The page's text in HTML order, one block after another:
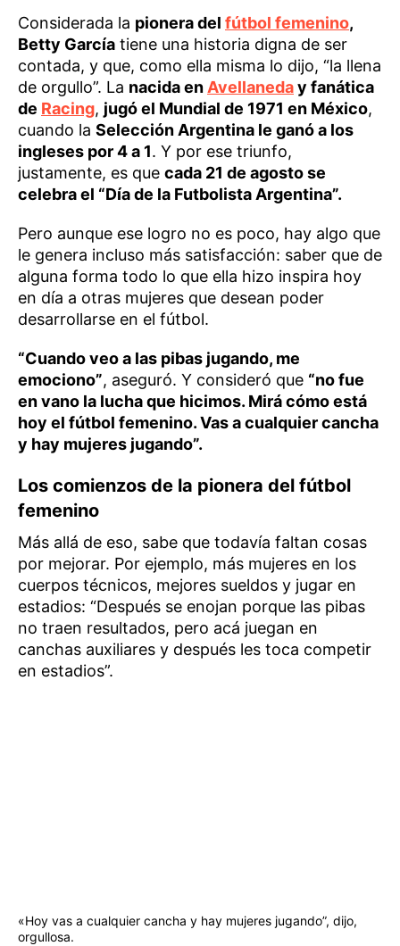
Considerada la pionera del fútbol femenino,
Betty García tiene una historia digna de ser
contada, y que, como ella misma lo dijo, “la llena
de orgullo”. La nacida en Avellaneday fanática
de Racing, jugó el Mundial de 1971 en México,
cuando la Selección Argentina le ganó a los
ingleses por 4 a 1. Y por ese triunfo,
justamente, es que cada 21 de agosto se
celebra el “Día de la Futbolista Argentina”.
Pero aunque ese logro no es poco, hay algo que
le genera incluso más satisfacción: saber que de
alguna forma todo lo que ella hizo inspira hoy
en día a otras mujeres que desean poder
desarrollarse en el fútbol.
“Cuando veo a las pibas jugando, me
emociono”, aseguró. Y consideró que “no fue
en vano la lucha que hicimos. Mirá cómo está
hoy el fútbol femenino. Vas a cualquier cancha
y hay mujeres jugando”.
Los comienzos de la pionera del fútbol
femenino
Más allá de eso, sabe que todavía faltan cosas
por mejorar. Por ejemplo, más mujeres en los
cuerpos técnicos, mejores sueldos y jugar en
estadios: “Después se enojan porque las pibas
no traen resultados, pero acá juegan en
canchas auxiliares y después les toca competir
en estadios”.
«Hoy vas a cualquier cancha y hay mujeres jugando”, dijo,
orgullosa.